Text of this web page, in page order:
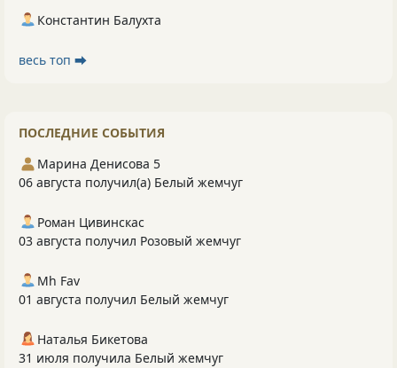
Константин Балухта
весь топ ⮕
ПОСЛЕДНИЕ СОБЫТИЯ
Марина Денисова 5
06 августа получил(а) Белый жемчуг
Роман Цивинскас
03 августа получил Розовый жемчуг
Mh Fav
01 августа получил Белый жемчуг
Наталья Бикетова
31 июля получила Белый жемчуг